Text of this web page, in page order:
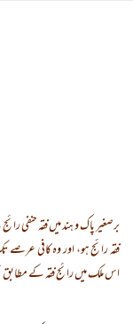
برصغیر پاک و ہند میں فقہ حنفی
فقہ رائج ہو، اور وہ کافی
اس ملک میں رائج فقہ کے